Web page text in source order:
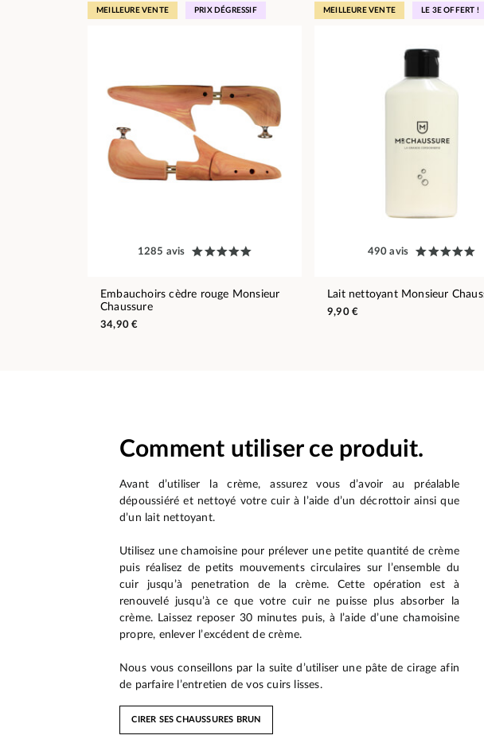
MEILLEURE VENTE PRIX DÉGRESSIF
1285 avis
Embauchoirs cèdre rouge Monsieur
Chaussure
34,90 €
MEILLEURE VENTE LE 3E OFFERT !
490 avis
Lait nettoyant Monsieur
9,90 €
Comment utiliser ce produit.
Avant d’utiliser la crème, assurez vous d’avoir au préalable
dépoussiéré et nettoyé votre cuir à l’aide d’un décrottoir ainsi que
d’un lait nettoyant.
Utilisez une chamoisine pour prélever une petite quantité de crème
puis réalisez de petits mouvements circulaires sur l’ensemble du
cuir jusqu’à penetration de la crème. Cette opération est à
renouvelé jusqu’à ce que votre cuir ne puisse plus absorber la
crème. Laissez reposer 30 minutes puis, à l’aide d’une chamoisine
propre, enlever l’excédent de crème.
Nous vous conseillons par la suite d’utiliser une pâte de cirage afin
de parfaire l’entretien de vos cuirs lisses.
CIRER SES CHAUSSURES BRUN